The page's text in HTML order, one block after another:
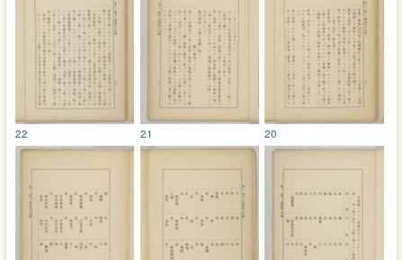
20
21
22